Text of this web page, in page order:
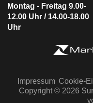
Montag - Freitag 9.00-
12.00 Uhr / 14.00-18.00
Uhr
Impressum Cookie-
Copyright © 2026